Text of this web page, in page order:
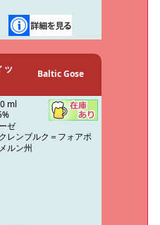
ッ
Baltic Gose
ml
ゼ
レンブルク＝フォアポ
ルン州